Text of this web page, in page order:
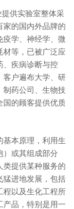
供实验室整体采
家的国内外品牌的
疫学、神经学、微
材等，已被广泛应
、疾病诊断与控
客户遍布大学、研
制药公司、生物技
国的顾客提供优质
基本原理，利用生
）或其组成部分
类提供某种服务的
猛进地发展，包括
程以及生化工程所
产品，特别是用一